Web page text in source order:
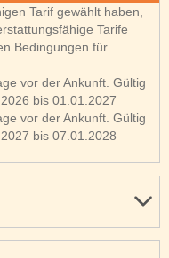
Tarif gewählt haben,
Tarife
Bedingungen für
vor der Ankunft. Gültig
bis 01.01.2027
vor der Ankunft. Gültig
bis 07.01.2028